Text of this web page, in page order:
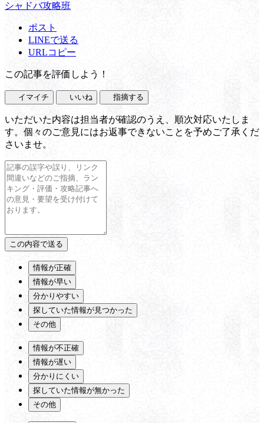
シャドバ攻略班
ポスト
LINEで送る
URLコピー
この記事を評価しよう！
イマイチ いいね 指摘する
いただいた内容は担当者が確認のうえ、順次対応いたしま
す。個々のご意見にはお返事できないことを予めご了承くだ
さいませ。
情報が正確
情報が早い
分かりやすい
探していた情報が見つかった
その他
情報が不正確
情報が遅い
分かりにくい
探していた情報が無かった
その他